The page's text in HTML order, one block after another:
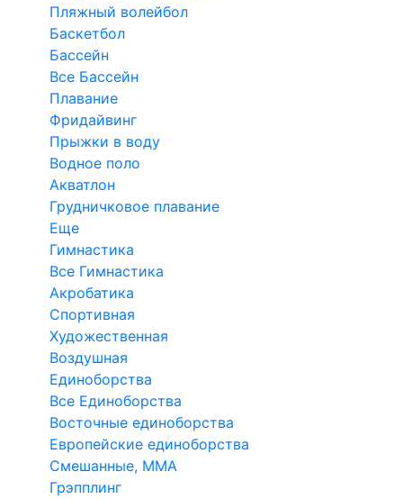
Пляжный волейбол
Баскетбол
Бассейн
Все Бассейн
Плавание
Фридайвинг
Прыжки в воду
Водное поло
Акватлон
Грудничковое плавание
Еще
Гимнастика
Все Гимнастика
Акробатика
Спортивная
Художественная
Воздушная
Единоборства
Все Единоборства
Восточные единоборства
Европейские единоборства
Смешанные, ММА
Грэпплинг